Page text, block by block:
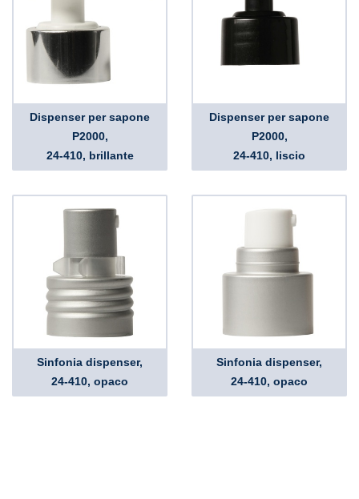
Dispenser per sapone
P2000,
24-410, brillante
Dispenser per sapone
P2000,
24-410, liscio
Sinfonia dispenser,
24-410, opaco
Sinfonia dispenser,
24-410, opaco